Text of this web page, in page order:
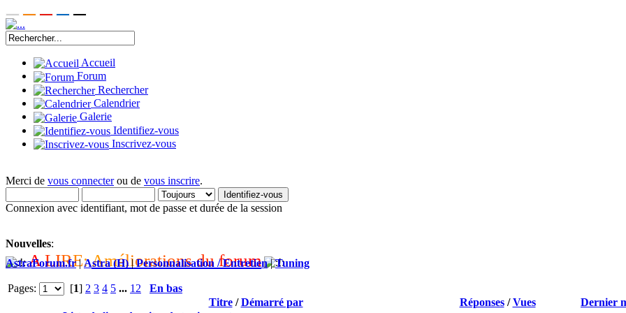
Accueil
Forum
Rechercher
Calendrier
Galerie
Identifiez-vous
Inscrivez-vous
Merci de vous connecterou de vous inscrire.
Connexion avec identifiant, mot de passe et durée de la session
Nouvelles:
A LIRE: Améliorations du forum
AstraForum.fr|Astra (H)|Personnalisation / Entretien|Tuning
Pages: [1] 2 3 4 5 ... 12
En bas
Titre/Démarré par Réponses/Vues
Dernier